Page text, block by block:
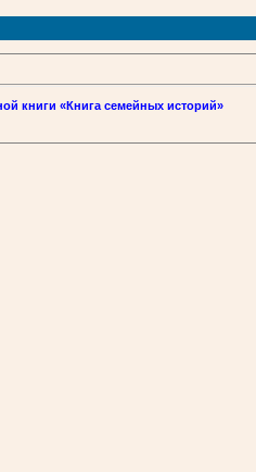
книги «Книга семейных историй»